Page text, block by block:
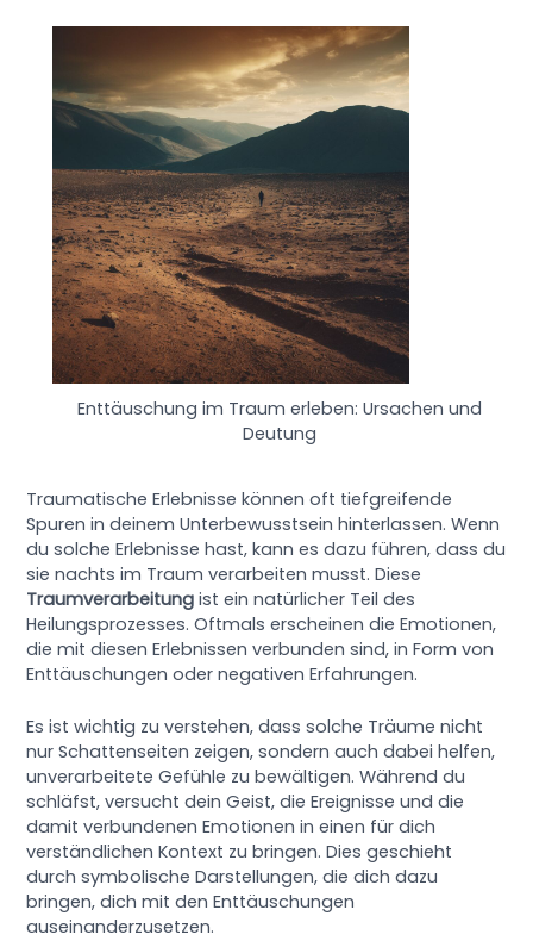
Enttäuschung im Traum erleben: Ursachen und
Deutung
Traumatische Erlebnisse können oft tiefgreifende
Spuren in deinem Unterbewusstsein hinterlassen. Wenn
du solche Erlebnisse hast, kann es dazu führen, dass du
sie nachts im Traum verarbeiten musst. Diese
Traumverarbeitung ist ein natürlicher Teil des
Heilungsprozesses. Oftmals erscheinen die Emotionen,
die mit diesen Erlebnissen verbunden sind, in Form von
Enttäuschungen oder negativen Erfahrungen.
Es ist wichtig zu verstehen, dass solche Träume nicht
nur Schattenseiten zeigen, sondern auch dabei helfen,
unverarbeitete Gefühle zu bewältigen. Während du
schläfst, versucht dein Geist, die Ereignisse und die
damit verbundenen Emotionen in einen für dich
verständlichen Kontext zu bringen. Dies geschieht
durch symbolische Darstellungen, die dich dazu
bringen, dich mit den Enttäuschungen
auseinanderzusetzen.